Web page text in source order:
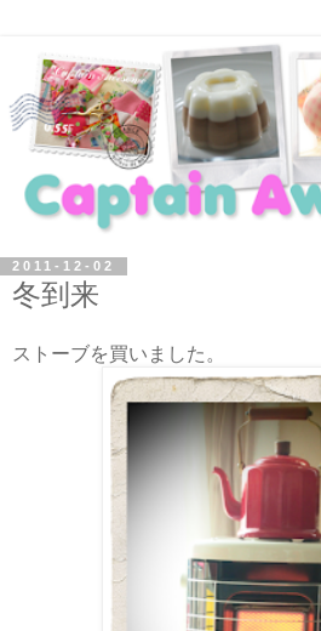
2011-12-02
冬到来
ストーブを買いました。